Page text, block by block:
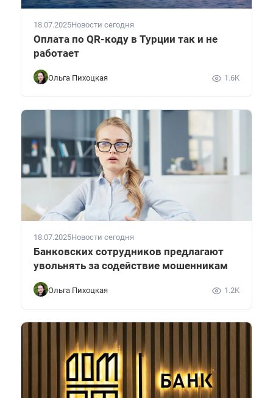
18.07.2025Новости сегодня
Оплата по QR-коду в Турции так и не
работает
Ольга Пихоцкая 1.6K
18.07.2025Новости сегодня
Банковских сотрудников предлагают
увольнять за содействие мошенникам
Ольга Пихоцкая 1.2K